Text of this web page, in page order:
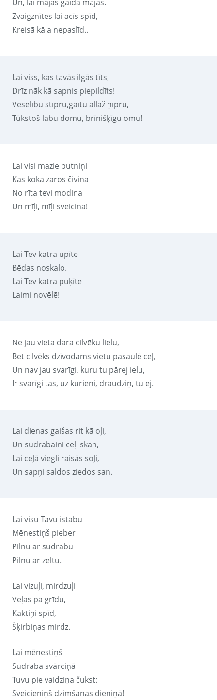
Un, lai mājās gaida mājas.
Zvaigznītes lai acīs spīd,
Kreisā kāja nepaslīd..
Lai viss, kas tavās ilgās tīts,
Drīz nāk kā sapnis piepildīts!
Veselību stipru,gaitu allaž ņipru,
Tūkstoš labu domu, brīnišķīgu omu!
Lai visi mazie putniņi
Kas koka zaros čivina
No rīta tevi modina
Un mīļi, mīļi sveicina!
Lai Tev katra upīte
Bēdas noskalo.
Lai Tev katra puķīte
Laimi novēlē!
Ne jau vieta dara cilvēku lielu,
Bet cilvēks dzīvodams vietu pasaulē ceļ,
Un nav jau svarīgi, kuru tu pārej ielu,
Ir svarīgi tas, uz kurieni, draudziņ, tu ej.
Lai dienas gaišas rit kā oļi,
Un sudrabaini ceļi skan,
Lai ceļā viegli raisās soļi,
Un sapņi saldos ziedos san.
Lai visu Tavu istabu
Mēnestiņš pieber
Pilnu ar sudrabu
Pilnu ar zeltu.
Lai vizuļi, mirdzuļi
Veļas pa grīdu,
Kaktiņi spīd,
Šķirbiņas mirdz.
Lai mēnestiņš
Sudraba svārciņā
Tuvu pie vaidziņa čukst:
Sveicieniņš dzimšanas dieniņā!